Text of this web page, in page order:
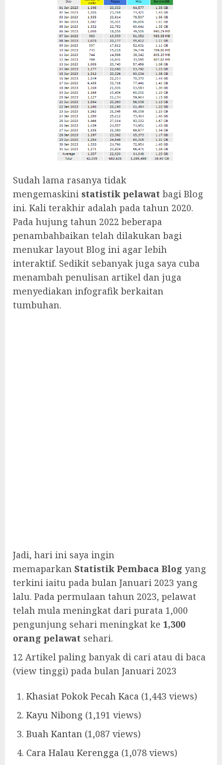
Sudah lama rasanya tidak
mengemaskini statistik pelawat bagi Blog
ini. Kali terakhir adalah pada tahun 2020.
Pada hujung tahun 2022 beberapa
penambahbaikan telah dilakukan bagi
menukar layout Blog ini agar lebih
interaktif. Sedikit sebanyak juga saya cuba
menambah penulisan artikel dan juga
menyediakan infografik berkaitan
tumbuhan.
Jadi, hari ini saya ingin
memaparkan Statistik Pembaca Blog yang
terkini iaitu pada bulan Januari 2023 yang
lalu. Pada permulaan tahun 2023, pelawat
telah mula meningkat dari purata 1,000
pengunjung sehari meningkat ke 1,300
orang pelawat sehari.
12 Artikel paling banyak di cari atau di baca
(view tinggi) pada bulan Januari 2023
Khasiat Pokok Pecah Kaca (1,443 views)
Kayu Nibong (1,191 views)
Buah Kantan (1,087 views)
Cara Halau Kerengga (1,078 views)